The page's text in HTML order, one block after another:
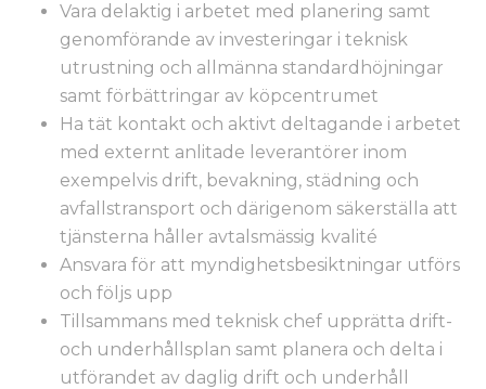
Vara delaktig i arbetet med planering samt
genomförande av investeringar i teknisk
utrustning och allmänna standardhöjningar
samt förbättringar av köpcentrumet
Ha tät kontakt och aktivt deltagande i arbetet
med externt anlitade leverantörer inom
exempelvis drift, bevakning, städning och
avfallstransport och därigenom säkerställa att
tjänsterna håller avtalsmässig kvalité
Ansvara för att myndighetsbesiktningar utförs
och följs upp
Tillsammans med teknisk chef upprätta drift-
och underhållsplan samt planera och delta i
utförandet av daglig drift och underhåll